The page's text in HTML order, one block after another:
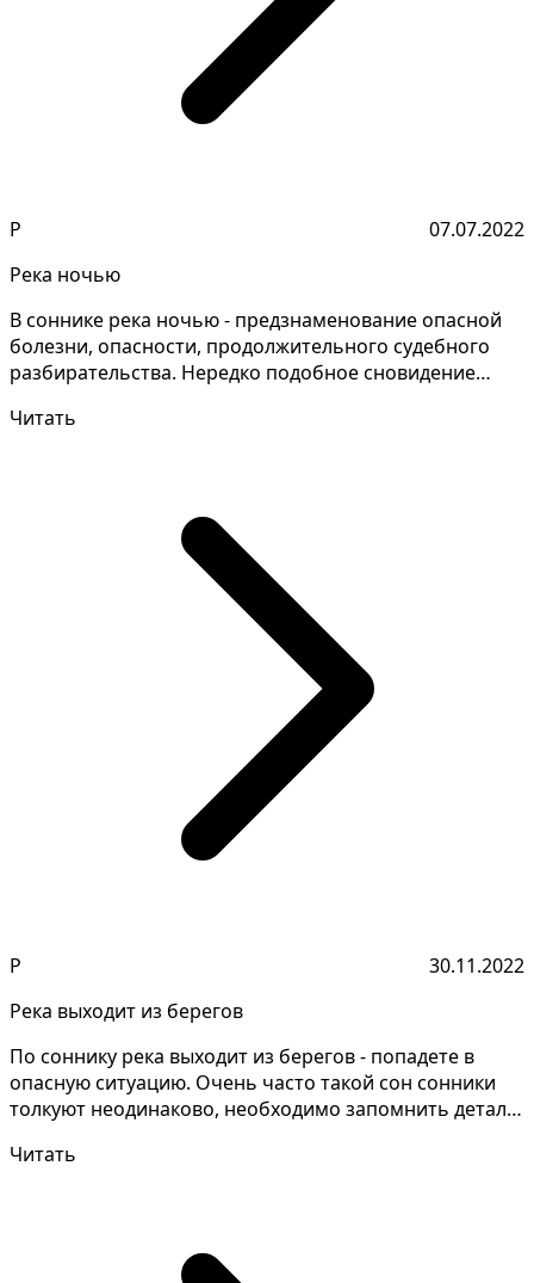
Р
07.07.2022
Река ночью
В соннике река ночью - предзнаменование опасной
болезни, опасности, продолжительного судебного
разбирательства. Нередко подобное сновидение
Читать
Р
30.11.2022
Река выходит из берегов
По соннику река выходит из берегов - попадете в
опасную ситуацию. Очень часто такой сон сонники
толкуют неодинаково, необходимо запомнить детали
Читать